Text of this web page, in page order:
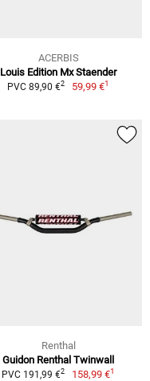
ACERBIS
Louis Edition Mx Staender
PVC 89,90 €2 59,99 €1
Renthal
Guidon Renthal Twinwall
PVC 191,99 €2 158,99 €1